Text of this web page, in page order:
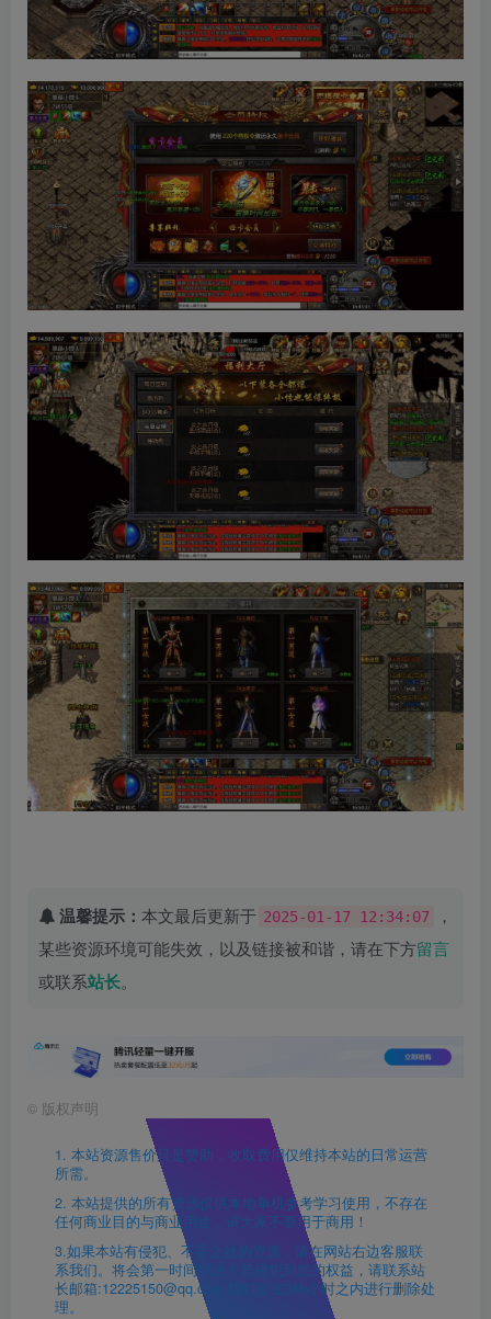
温馨提示： 本文最后更新于 2025-01-17 12:34:07
，
某些资源环境可能失效，以及链接被和谐，请在下方留言
或联系站长。
© 版权声明
1. 本站资源售价只是赞助，收取费用仅维持本站的日常运营
所需。
2. 本站提供的所有资源仅供本地单机参考学习使用，不存在
任何商业目的与商业用途，请大家不要用于商用！
3.如果本站有侵犯、不妥之处的资源，请在网站右边客服联
系我们。将会第一时间解决！若侵犯到您的权益，请联系站
长邮箱:12225150@qq.com 我们会在24h小时之内进行删除处
理。